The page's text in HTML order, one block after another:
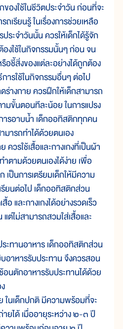
องใช้ในชีวิตประจำวัน ก่อนที่จะ
ถเรียนรู้ ในเรื่องการช่วยเหลือ
ประจำวันนั้น ควรให้เด็กได้รู้จัก
องใช้ในกิจกรรมนั้นๆ ก่อน จน
ชี้สิ่งของแต่ละอย่างได้ถูกต้อง
ารใช้ในกิจกรรมอื่นๆ ต่อไป
ร่างกาย ควรฝึกให้เด็กสามารถ
มขั้นตอนทีละน้อย ในการแปรง
รอาบน้ำ เด็กออทิสติกทุกคน
มารถทำได้ด้วยตนเอง
ควรใช้เสื้อและกางเกงที่เป็นผ้า
ำตามด้วยตนเองได้ง่าย เพื่อ
ก เป็นการเตรียมเด็กให้มีความ
รียนต่อไป เด็กออทิสติกส่วน
และกางเกงได้อย่างรวดเร็ว
ต่ไม่สามารถสวมใส่เสื้อและ
ะทานอาหาร เด็กออทิสติกส่วน
อาหารรับประทาน จึงควรสอน
อนตักอาหารรับประทานได้ด้วย
ในเด็กปกติ มีความพร้อมที่จะ
ยได้ เมื่ออายุระหว่าง ๒-๓ ปี